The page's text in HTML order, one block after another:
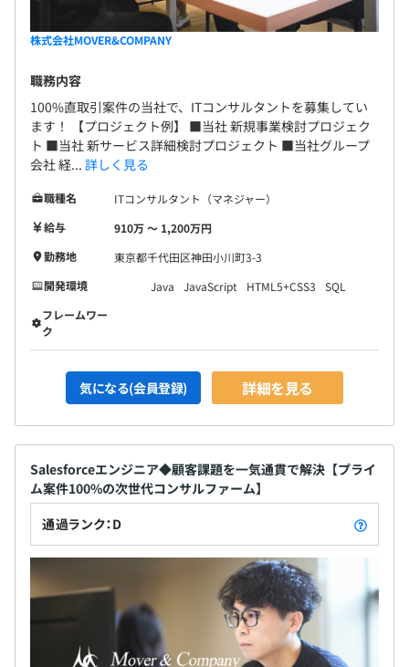
株式会社MOVER&COMPANY
職務内容
100%直取引案件の当社で、ITコンサルタントを募集してい
ます！ 【プロジェクト例】 ■当社 新規事業検討プロジェク
ト ■当社 新サービス詳細検討プロジェクト ■当社グループ
会社 経... 詳しく見る
職種名
ITコンサルタント（マネジャー）
給与
910万 〜 1,200万円
勤務地
東京都千代田区神田小川町3-3
開発環境
Java JavaScript HTML5+CSS3
SQL
フレームワー
ク
気になる(会員登録) 詳細を見る
Salesforceエンジニア◆顧客課題を一気通貫で解決【プライ
ム案件100%の次世代コンサルファーム】
通過ランク：D